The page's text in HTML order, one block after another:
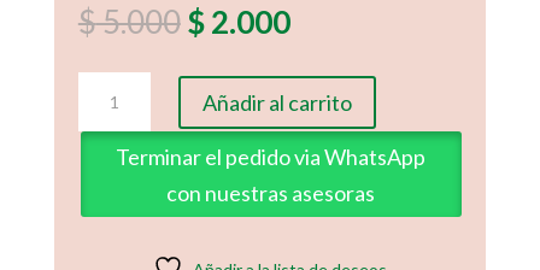
$5.000El
precio
original
era:
$ 5.000.
$2.000El
actual
es:
$ 2.000.
aplique-
3
cantidad
Añadir al carrito
Terminar el pedido via WhatsApp
con nuestras asesoras